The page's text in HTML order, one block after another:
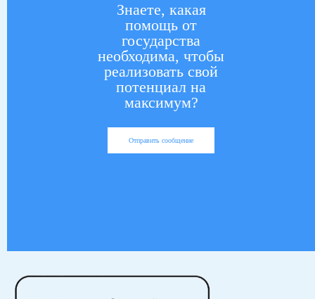
Знаете, какая
помощь от
государства
необходима, чтобы
реализовать свой
потенциал на
максимум?
Отправить сообщение